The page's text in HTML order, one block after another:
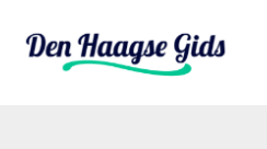
denhaagsegids.nl